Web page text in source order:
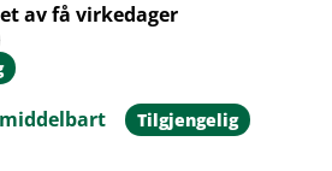
av få virkedager
Tilgjengelig